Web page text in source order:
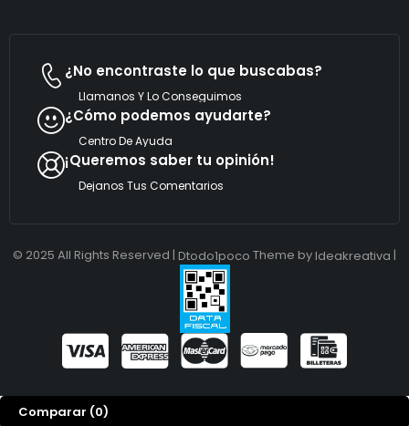
¿No encontraste lo que buscabas?
Llamanos Y Lo Conseguimos
¿Cómo podemos ayudarte?
Centro De Ayuda
¡Queremos saber tu opinión!
Dejanos Tus Comentarios
© 2025 All Rights Reserved | Dtodo1poco Theme by Ideakreativa |
Comparar (0)